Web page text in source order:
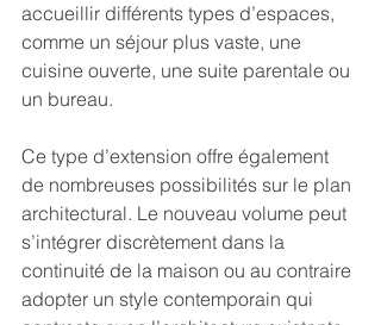
accueillir différents types d’espaces,
comme un séjour plus vaste, une
cuisine ouverte, une suite parentale ou
un bureau.
Ce type d’extension offre également
de nombreuses possibilités sur le plan
architectural. Le nouveau volume peut
s’intégrer discrètement dans la
continuité de la maison ou au contraire
adopter un style contemporain qui